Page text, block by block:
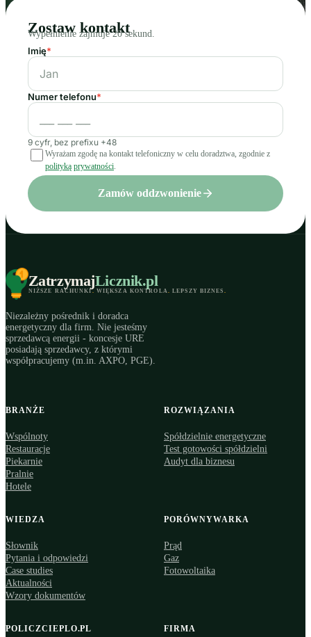
Zostaw kontakt
Wypełnienie zajmuje 20 sekund.
Imię*
Numer telefonu*
9 cyfr, bez prefixu +48
Wyrażam zgodę na kontakt telefoniczny w celu doradztwa, zgodnie z
polityką prywatności.
Zamów oddzwonienie
ZatrzymajLicznik.pl
NIŻSZE RACHUNKI. WIĘKSZA KONTROLA. LEPSZY BIZNES .
Niezależny pośrednik i doradca
energetyczny dla firm. Nie jesteśmy
sprzedawcą energii - koncesje URE
posiadają sprzedawcy, z którymi
współpracujemy (m.in. AXPO, PGE).
BRANŻE
Wspólnoty
Restauracje
Piekarnie
Pralnie
Hotele
ROZWIĄZANIA
Spółdzielnie energetyczne
Test gotowości spółdzielni
Audyt dla biznesu
WIEDZA
Słownik
Pytania i odpowiedzi
Case studies
Aktualności
Wzory dokumentów
PORÓWNYWARKA
Prąd
Gaz
Fotowoltaika
POLICZCIEPLO.PL FIRMA